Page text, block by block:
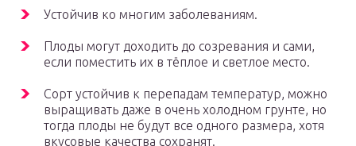
Устойчив ко многим заболеваниям.
Плоды могут доходить до созревания и сами,
если поместить их в тёплое и светлое место.
Сорт устойчив к перепадам температур, можно
выращивать даже в очень холодном грунте, но
тогда плоды не будут все одного размера, хотя
вкусовые качества сохранят.